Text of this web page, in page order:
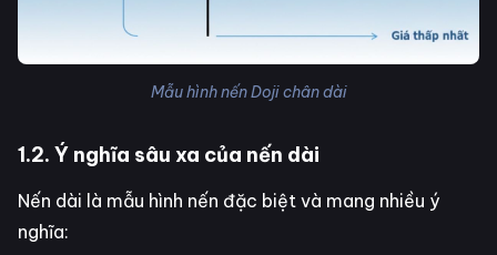
Mẫu hình nến Doji chân dài
1.2. Ý nghĩa sâu xa của nến dài
Nến dài là mẫu hình nến đặc biệt và mang nhiều ý
nghĩa: